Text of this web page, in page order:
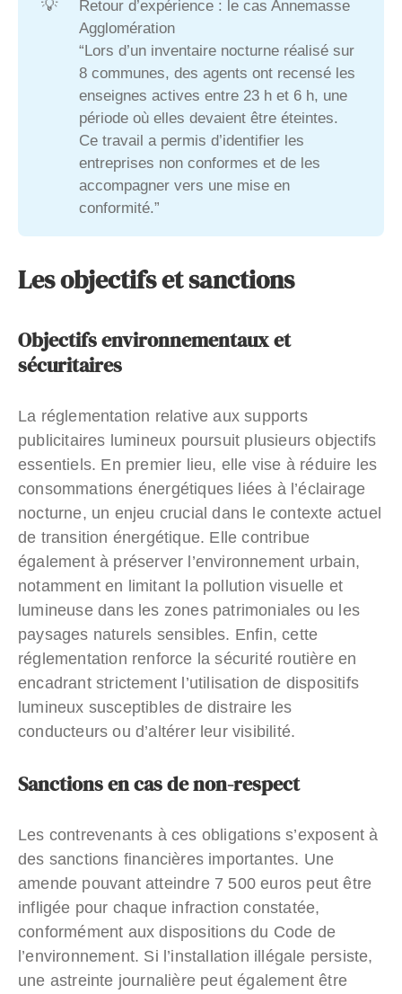
💡
Retour d’expérience : le cas Annemasse
Agglomération
“Lors d’un inventaire nocturne réalisé sur
8 communes, des agents ont recensé les
enseignes actives entre 23 h et 6 h, une
période où elles devaient être éteintes.
Ce travail a permis d’identifier les
entreprises non conformes et de les
accompagner vers une mise en
conformité.”
Les objectifs et sanctions
Objectifs environnementaux et
sécuritaires
La réglementation relative aux supports
publicitaires lumineux poursuit plusieurs objectifs
essentiels. En premier lieu, elle vise à réduire les
consommations énergétiques liées à l’éclairage
nocturne, un enjeu crucial dans le contexte actuel
de transition énergétique. Elle contribue
également à préserver l’environnement urbain,
notamment en limitant la pollution visuelle et
lumineuse dans les zones patrimoniales ou les
paysages naturels sensibles. Enfin, cette
réglementation renforce la sécurité routière en
encadrant strictement l’utilisation de dispositifs
lumineux susceptibles de distraire les
conducteurs ou d’altérer leur visibilité.
Sanctions en cas de non-respect
Les contrevenants à ces obligations s’exposent à
des sanctions financières importantes. Une
amende pouvant atteindre 7 500 euros peut être
infligée pour chaque infraction constatée,
conformément aux dispositions du Code de
l’environnement. Si l’installation illégale persiste,
une astreinte journalière peut également être